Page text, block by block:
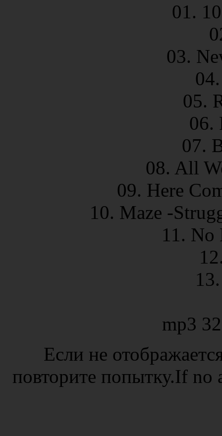
01.
03.
05.
06.
07.
08. All
09. Here
10. Maze -
11. No
mp3
Если не
повторите попытку.If